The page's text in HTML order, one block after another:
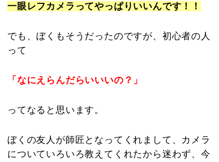
一眼レフカメラってやっぱりいいんです！！
でも、ぼくもそうだったのですが、初心者の人
って
「なにえらんだらいいいの？」
ってなると思います。
ぼくの友人が師匠となってくれまして、カメラ
についていろいろ教えてくれたから迷わず、今